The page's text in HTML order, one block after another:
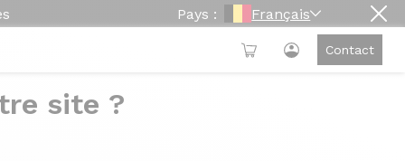
Pays : Français
Contact
site ?